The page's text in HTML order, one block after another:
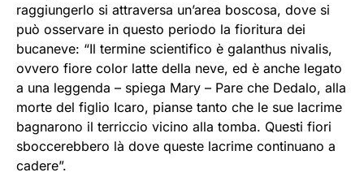
raggiungerlo si attraversa un’area boscosa, dove si
può osservare in questo periodo la fioritura dei
bucaneve: “Il termine scientifico è galanthus nivalis,
ovvero fiore color latte della neve, ed è anche legato
a una leggenda – spiega Mary – Pare che Dedalo, alla
morte del figlio Icaro, pianse tanto che le sue lacrime
bagnarono il terriccio vicino alla tomba. Questi fiori
sboccerebbero là dove queste lacrime continuano a
cadere”.